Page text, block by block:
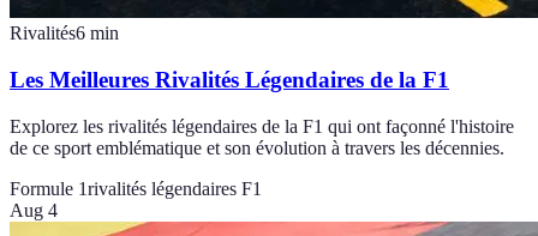
Rivalités6 min
Les Meilleures Rivalités Légendaires de la F1
Explorez les rivalités légendaires de la F1 qui ont façonné l'histoire
de ce sport emblématique et son évolution à travers les décennies.
Formule 1rivalités légendaires F1
Aug 4